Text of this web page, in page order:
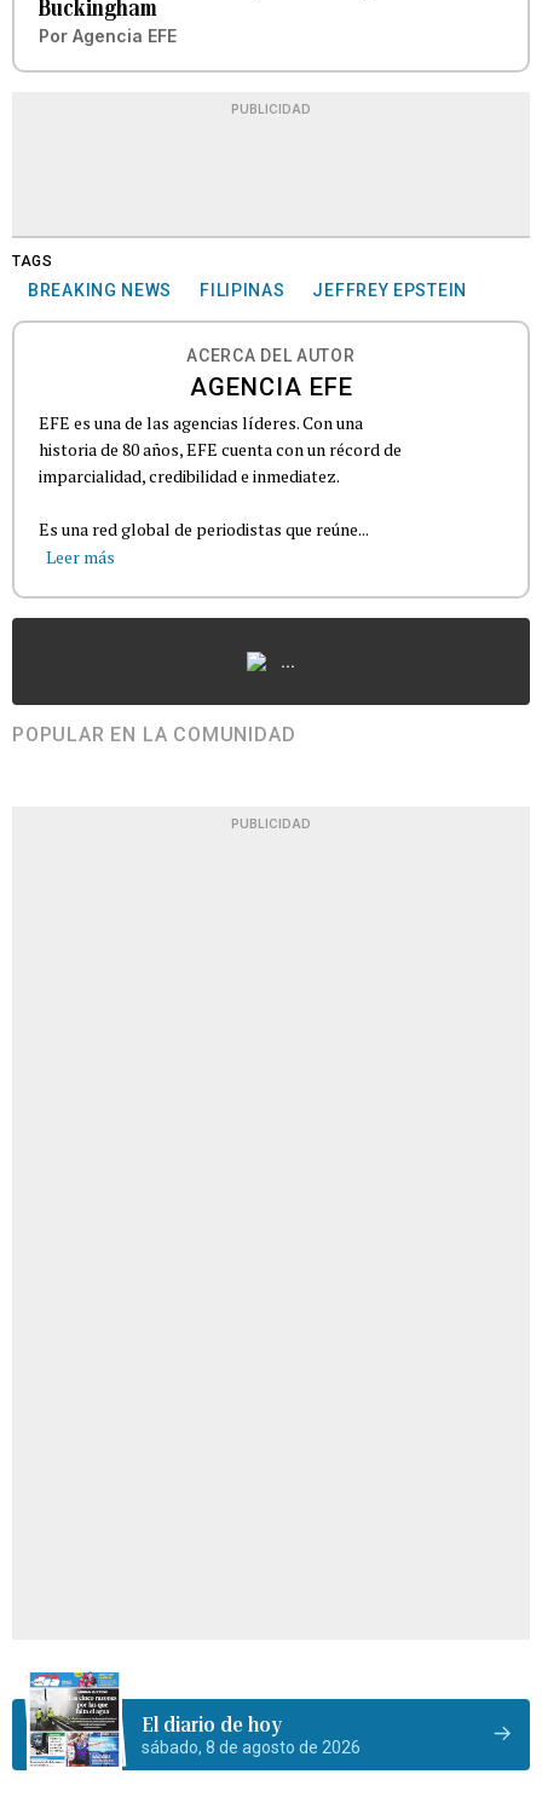
Buckingham
Por Agencia EFE
PUBLICIDAD
TAGS
BREAKING NEWS FILIPINAS JEFFREY EPSTEIN
ACERCA DEL AUTOR
AGENCIA EFE
EFE es una de las agencias líderes. Con una
historia de 80 años, EFE cuenta con un récord de
imparcialidad, credibilidad e inmediatez.
Es una red global de periodistas que reúne...
Leer más
...
POPULAR EN LA COMUNIDAD
PUBLICIDAD
El diario de hoy
sábado, 8 de agosto de 2026